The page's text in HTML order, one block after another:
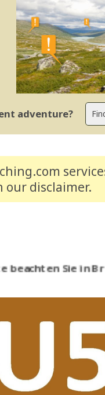
adventure?
our disclaimer.
Sie in